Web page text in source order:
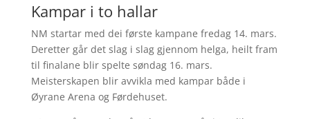
Kampar i to hallar
NM startar med dei første kampane fredag 14. mars.
Deretter går det slag i slag gjennom helga, heilt fram
til finalane blir spelte søndag 16. mars.
Meisterskapen blir avvikla med kampar både i
Øyrane Arena og Førdehuset.